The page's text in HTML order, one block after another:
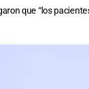
que “los